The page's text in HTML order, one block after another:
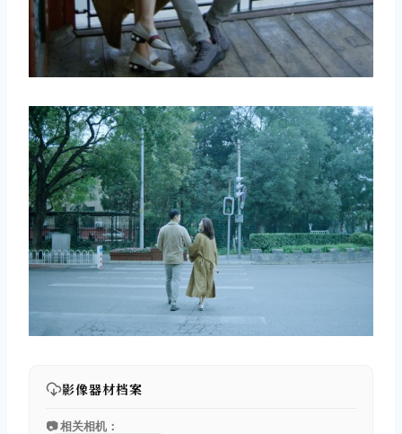
影像器材档案
📷 相关相机：